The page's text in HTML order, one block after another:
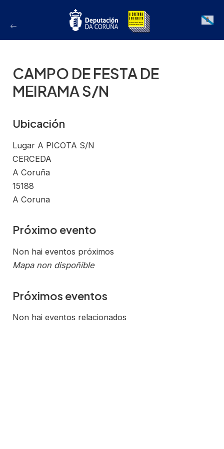
Galician
CAMPO DE FESTA DE
MEIRAMA S/N
Ubicación
Lugar A PICOTA S/N
CERCEDA
A Coruña
15188
A Coruna
Próximo evento
Non hai eventos próximos
Mapa non dispoñible
Próximos eventos
Non hai eventos relacionados